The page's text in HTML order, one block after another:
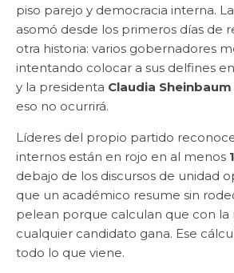
piso parejo y democracia interna.
asomó desde los primeros días de
otra historia: varios gobernadores
intentando colocar a sus delfines
y la presidenta Claudia Sheinbaum
eso no ocurrirá.
Líderes del propio partido
internos están en rojo en al menos
debajo de los discursos de unidad
que un académico resume sin
pelean porque calculan que con la
cualquier candidato gana. Ese
todo lo que viene.